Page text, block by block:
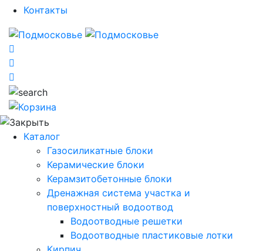
Контакты
Каталог
Газосиликатные блоки
Керамические блоки
Керамзитобетонные блоки
Дренажная система участка и
поверхностный водоотвод
Водоотводные решетки
Водоотводные пластиковые лотки